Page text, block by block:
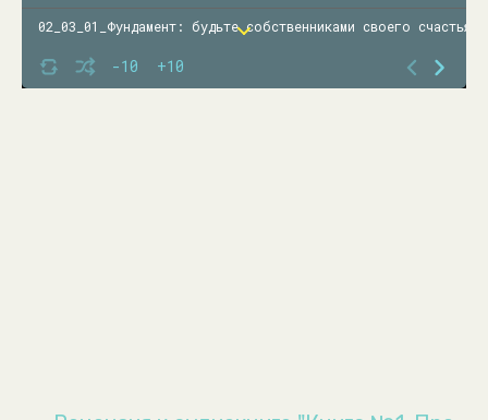
-10 +10
02_03_01_Фундамент: будьте собственниками своего счастья!
02_03_02_Сосредоточенность на решении